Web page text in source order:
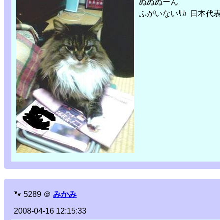
ぬぬぬーん
ふがいないｻｶｰ日本代
🐾 5289 ＠ みかみ
2008-04-16 12:15:33